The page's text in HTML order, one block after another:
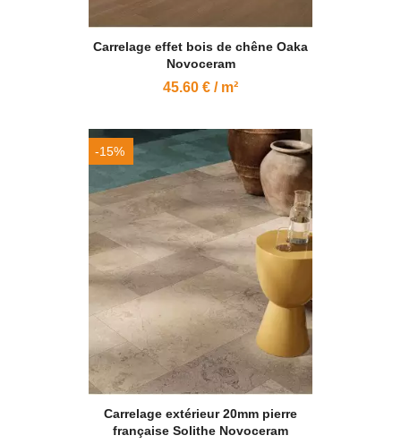
Carrelage effet bois de chêne Oaka
Novoceram
45.60 € / m²
Carrelage extérieur 20mm pierre
française Solithe Novoceram
-15%